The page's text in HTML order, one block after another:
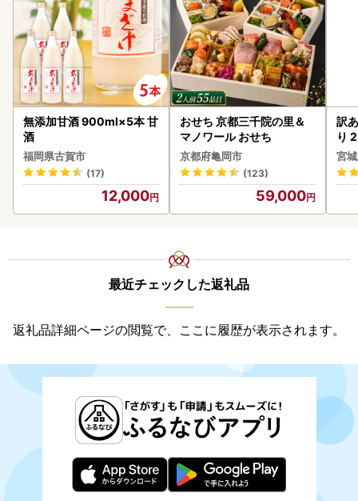
無添加甘酒 900ml×5本 甘
酒
福岡県古賀市
(17)
12,000
おせち 京都三千院の里＆
マノワール おせち
京都府亀岡市
(123)
59,000
訳
り
鮭
宮
最近チェックした返礼品
返礼品詳細ページの閲覧で、ここに履歴が表示されます。